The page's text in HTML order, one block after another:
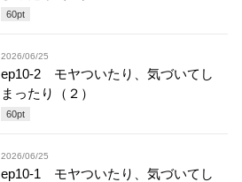
60pt
2026/06/25
ep10-2 モヤついたり、気づいてし
まったり（２）
60pt
2026/06/25
ep10-1 モヤついたり、気づいてし